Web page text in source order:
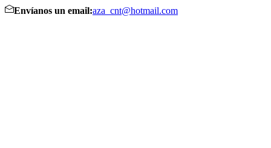
Envíanos un email:aza_cnt@hotmail.com